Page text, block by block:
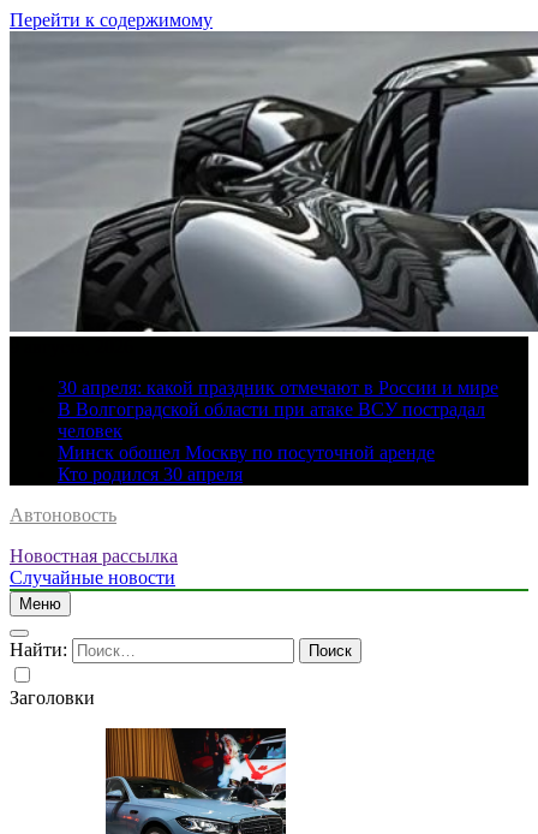
Перейти к содержимому
30 апреля: какой праздник отмечают в России и мире
В Волгоградской области при атаке ВСУ пострадал
человек
Минск обошел Москву по посуточной аренде
Кто родился 30 апреля
Автоновость
Новостная рассылка
Случайные новости
Меню
Найти:
Заголовки